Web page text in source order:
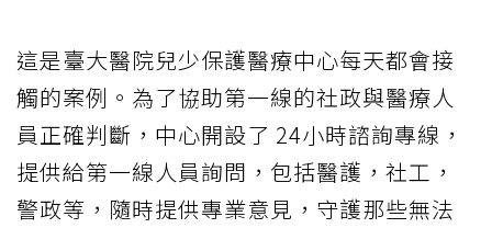
這是臺大醫院兒少保護醫療中心每天都會接
觸的案例。為了協助第一線的社政與醫療人
員正確判斷，中心開設了 24小時諮詢專線，
提供給第一線人員詢問，包括醫護，社工，
警政等，隨時提供專業意見，守護那些無法